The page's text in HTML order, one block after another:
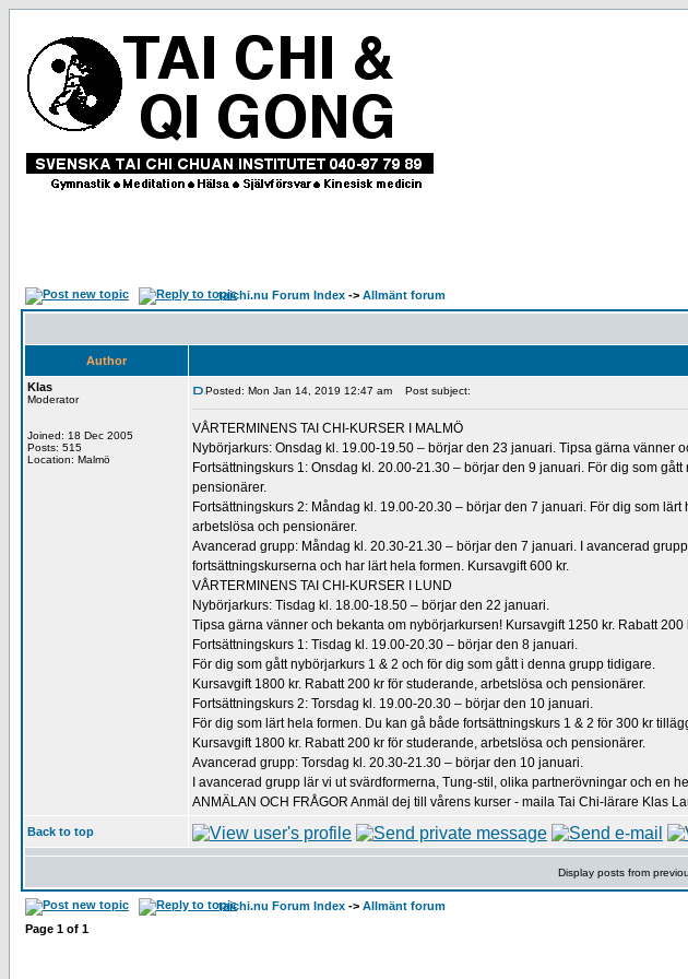
taichi.nu Forum Index -> Allmänt forum
Author
Klas
Moderator
Joined: 18 Dec 2005
Posts: 515
Location: Malmö
Posted: Mon Jan 14, 2019 12:47 am Post subject:
VÅRTERMINENS TAI CHI-KURSER I MALMÖ
Nybörjarkurs: Onsdag kl. 19.00-19.50 – börjar den 23 januari. Tipsa gärna vänner
Fortsättningskurs 1: Onsdag kl. 20.00-21.30 – börjar den 9 januari. För dig som
pensionärer.
Fortsättningskurs 2: Måndag kl. 19.00-20.30 – börjar den 7 januari. För dig som
arbetslösa och pensionärer.
Avancerad grupp: Måndag kl. 20.30-21.30 – börjar den 7 januari. I avancerad
fortsättningskurserna och har lärt hela formen. Kursavgift 600 kr.
VÅRTERMINENS TAI CHI-KURSER I LUND
Nybörjarkurs: Tisdag kl. 18.00-18.50 – börjar den 22 januari.
Tipsa gärna vänner och bekanta om nybörjarkursen! Kursavgift 1250 kr. Rabatt
Fortsättningskurs 1: Tisdag kl. 19.00-20.30 – börjar den 8 januari.
För dig som gått nybörjarkurs 1 & 2 och för dig som gått i denna grupp tidigare.
Kursavgift 1800 kr. Rabatt 200 kr för studerande, arbetslösa och pensionärer.
Fortsättningskurs 2: Torsdag kl. 19.00-20.30 – börjar den 10 januari.
För dig som lärt hela formen. Du kan gå både fortsättningskurs 1 & 2 för 300 kr
Kursavgift 1800 kr. Rabatt 200 kr för studerande, arbetslösa och pensionärer.
Avancerad grupp: Torsdag kl. 20.30-21.30 – börjar den 10 januari.
I avancerad grupp lär vi ut svärdformerna, Tung-stil, olika partnerövningar och en
ANMÄLAN OCH FRÅGOR Anmäl dej till vårens kurser - maila Tai Chi-lärare Klas
Back to top
Display posts from
taichi.nu Forum Index -> Allmänt forum
Page 1 of 1